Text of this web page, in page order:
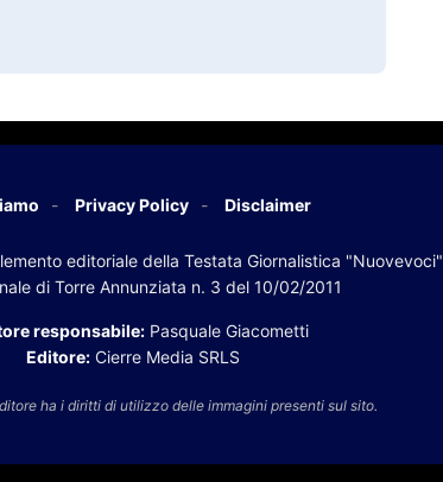
Privacy Policy Disclaimer
editoriale della Testata Giornalistica "Nuovevoci"
di Torre Annunziata n. 3 del 10/02/2011
responsabile: Pasquale Giacometti
Editore: Cierre Media SRLS
ha i diritti di utilizzo delle immagini presenti sul sito.